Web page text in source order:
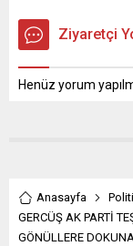
Ziyaretçi
Henüz yorum
Anasayfa
GERCÜŞ AK PARTİ
GÖNÜLLERE